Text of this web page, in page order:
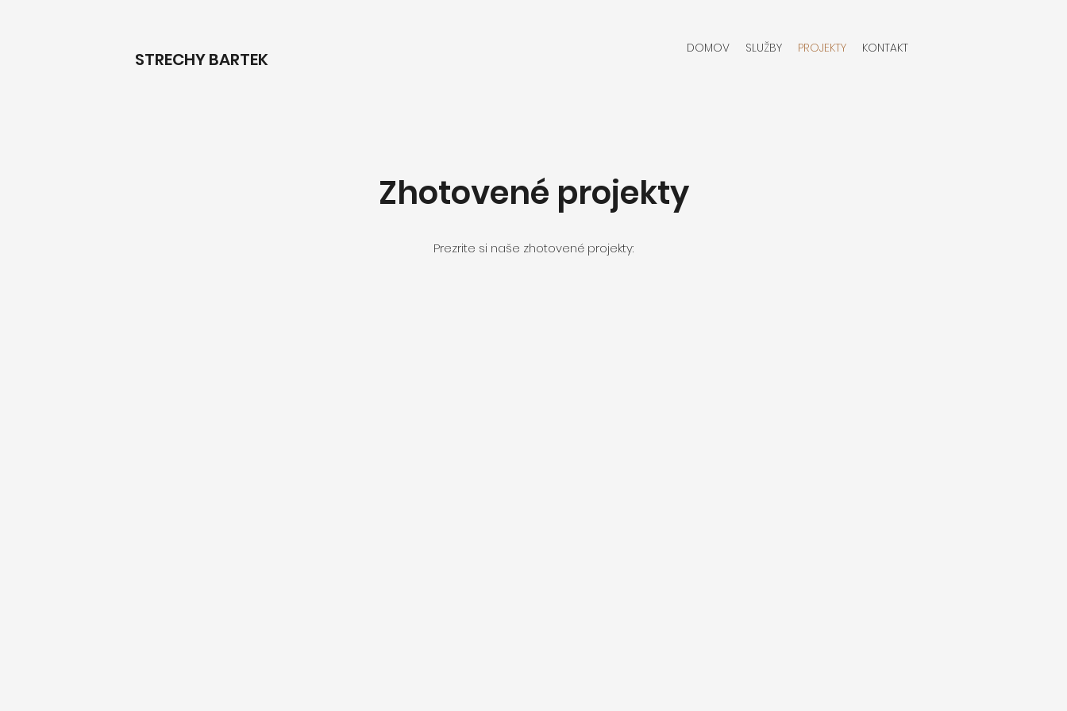
STRECHYBARTEK
DOMOV SLUŽBY PROJEKTY KONTAKT
Zhotovené projekty
Prezrite si naše zhotovené projekty: